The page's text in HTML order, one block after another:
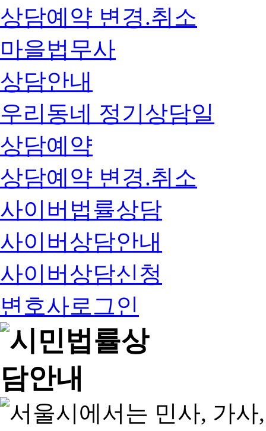
상담예약 변경.취소
마을법무사
상담안내
우리동네 정기상담일
상담예약
상담예약 변경.취소
사이버법률상담
사이버상담안내
사이버상담신청
변호사로그인